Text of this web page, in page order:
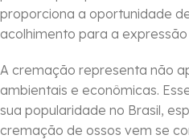
proporciona a oportunidade
acolhimento para a
A cremação representa não
ambientais e econômicas.
sua popularidade no Brasil,
cremação de ossos vem se